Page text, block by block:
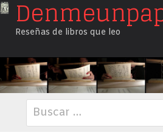
Saltar
Reseñas de libros que leo
Buscar: